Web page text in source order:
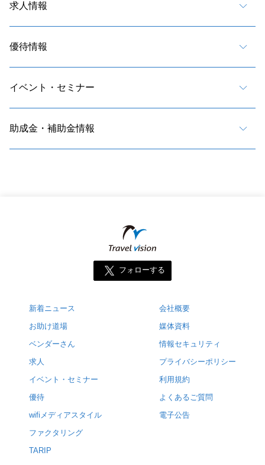
求人情報
優待情報
イベント・セミナー
助成金・補助金情報
フォローする
新着ニュース
お助け道場
ベンダーさん
求人
イベント・セミナー
優待
wifiメディアスタイル
ファクタリング
TARIP
会社概要
媒体資料
情報セキュリティ
プライバシーポリシー
利用規約
よくあるご質問
電子公告